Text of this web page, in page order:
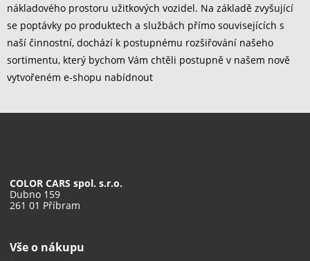
nákladového prostoru užitkových vozidel. Na základě zvyšující
se poptávky po produktech a službách přímo souvisejících s
naší činnostní, dochází k postupnému rozšiřování našeho
sortimentu, který bychom Vám chtěli postupně v našem nově
vytvořeném e-shopu nabídnout
COLOR CARS spol. s.r.o.
Dubno 159
261 01 Příbram
Vše o nákupu